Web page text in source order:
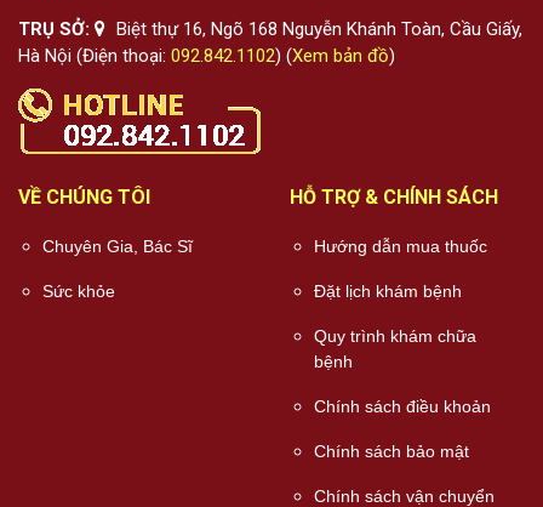
TRỤ SỞ:
Biệt thự 16, Ngõ 168 Nguyễn Khánh Toàn, Cầu Giấy,
Hà Nội (Điện thoại: 092.842.1102) (Xem bản đồ)
VỀ CHÚNG TÔI
Chuyên Gia, Bác Sĩ
Sức khỏe
HỖ TRỢ & CHÍNH SÁCH
Hướng dẫn mua thuốc
Đặt lịch khám bệnh
Quy trình khám chữa
bệnh
Chính sách điều khoản
Chính sách bảo mật
Chính sách vận chuyển